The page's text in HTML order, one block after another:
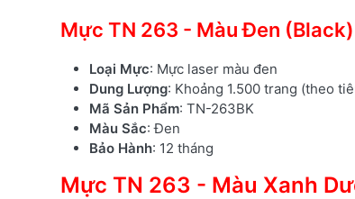
Mực TN 263 - Màu Đen (Black)
Loại Mực: Mực laser màu đen
Dung Lượng: Khoảng 1.500 trang (theo
Mã Sản Phẩm: TN-263BK
Màu Sắc: Đen
Bảo Hành: 12 tháng
Mực TN 263 - Màu Xanh